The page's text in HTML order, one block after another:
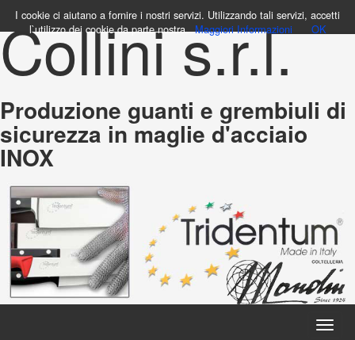
Collini s.r.l.
Produzione guanti e grembiuli di
sicurezza in maglie d'acciaio
INOX
I cookie ci aiutano a fornire i nostri servizi. Utilizzando tali servizi, accetti
l`utilizzo dei cookie da parte nostra. Maggiori Informazioni OK